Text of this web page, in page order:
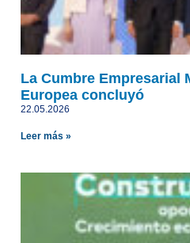
La Cumbre Empresarial
Europea concluyó
22.05.2026
Leer más »